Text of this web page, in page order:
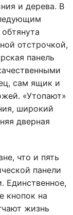
и дерева. В
отстрочкой,
панель
сам ящик и
«Утопают»
широкий
дверная
что и пять
панели
Единственное,
кнопок на
жизнь